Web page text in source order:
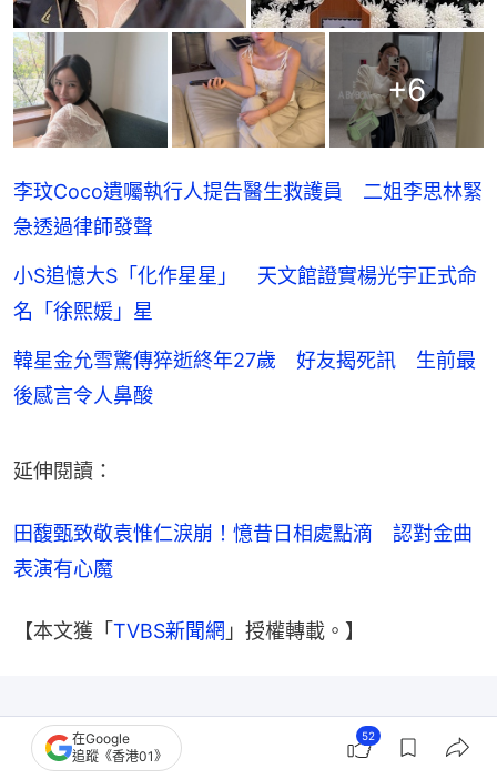
+6
李玟Coco遺囑執行人提告醫生救護員 二姐李思林緊
急透過律師發聲
小S追憶大S「化作星星」 天文館證實楊光宇正式命
名「徐熙媛」星
韓星金允雪驚傳猝逝終年27歲 好友揭死訊 生前最
後感言令人鼻酸
延伸閱讀：
田馥甄致敬袁惟仁淚崩！憶昔日相處點滴　認對金曲
表演有心魔
【本文獲「 TVBS新聞網 」授權轉載。】
在Google
追蹤《香港01》
52